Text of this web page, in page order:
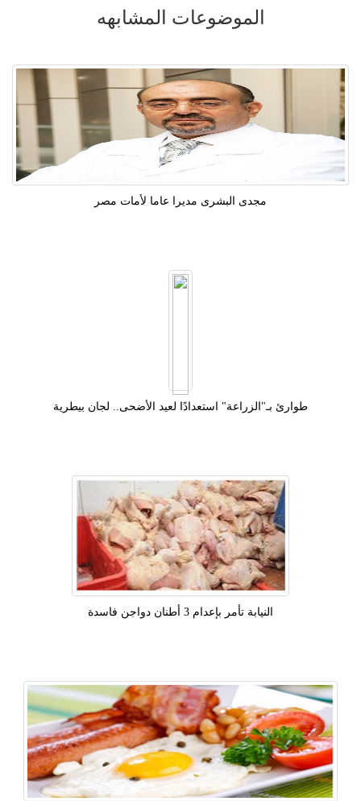
الموضوعات المشابهه
مجدى البشرى مديرا عاما لأمات مصر
طوارئ بـ"الزراعة" استعدادًا لعيد الأضحى.. لجان بيطرية
النيابة تأمر بإعدام 3 أطنان دواجن فاسدة